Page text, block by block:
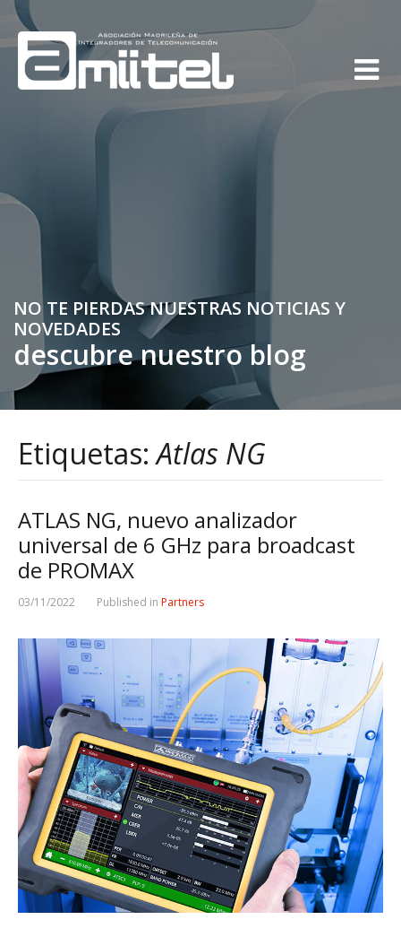
NO TE PIERDAS NUESTRAS NOTICIAS Y
NOVEDADES
descubre nuestro blog
Etiquetas:Atlas NG
ATLAS NG, nuevo analizador
universal de 6 GHz para broadcast
de PROMAX
03/11/2022 Published in Partners